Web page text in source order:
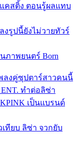
แคสติ้ง ตอนรู้ผลแทบ
งรูปนี้ยังไม่วายทัวร์
ภาพยนตร์ Born
ลงคู่ซุปตาร์สาวคนนี้
ENT. ทำต่อลิซ่า
เป็นแบรนด์
เทียบ ลิซ่า จวกยับ